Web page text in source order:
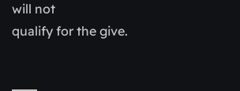
will not
qualify for the give.